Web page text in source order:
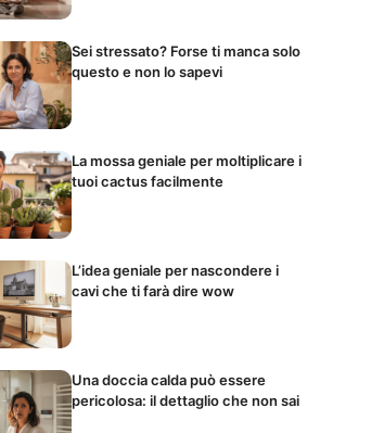
Sei stressato? Forse ti manca solo
questo e non lo sapevi
La mossa geniale per moltiplicare i
tuoi cactus facilmente
L’idea geniale per nascondere i
cavi che ti farà dire wow
Una doccia calda può essere
pericolosa: il dettaglio che non sai